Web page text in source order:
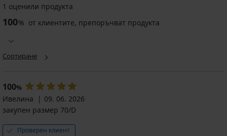
1 оценили продукта
100% от клиентите, препоръчват продукта
Сортиране
100%
Ивелина
09. 06. 2026
закупен размер 70/D
Проверен клиент